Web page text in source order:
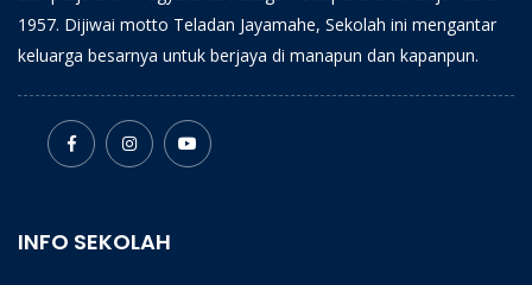
1957. Dijiwai motto Teladan Jayamahe, Sekolah ini mengantar
keluarga besarnya untuk berjaya di manapun dan kapanpun.
INFO SEKOLAH